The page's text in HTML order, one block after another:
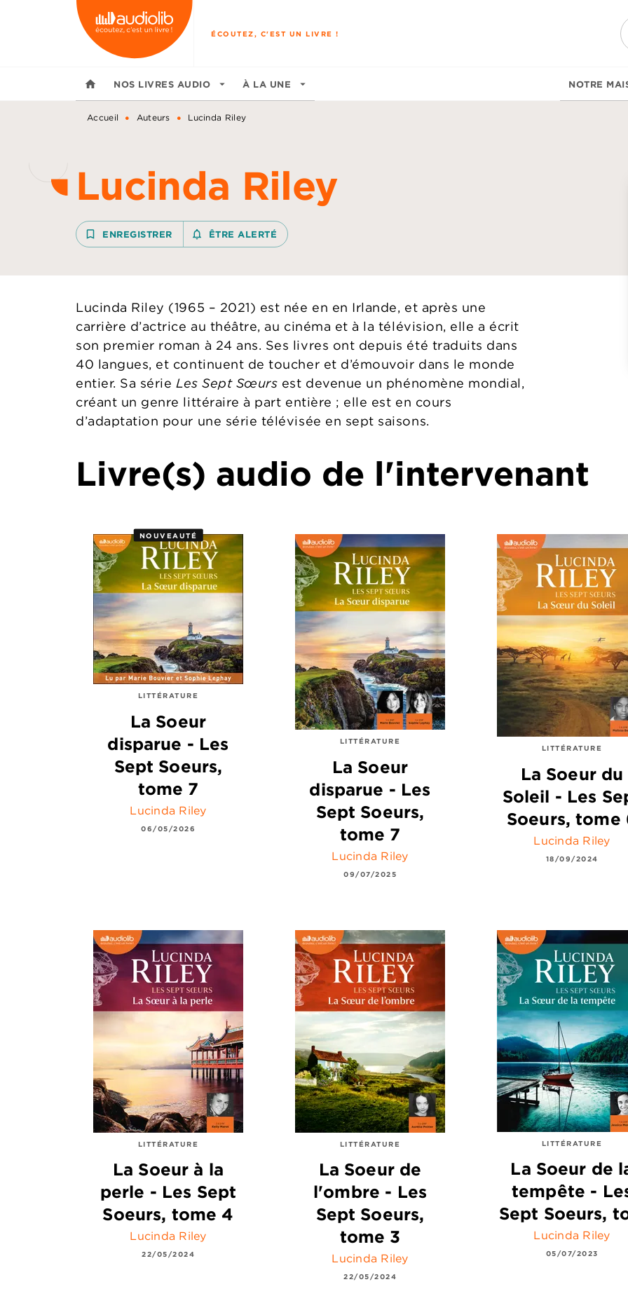
MENU RECHERCHE
ÉCOUTEZ, C'EST UN LIVRE !
home NOS LIVRES AUDIO arrow_drop_down À LA UNE arrow_drop_down NOTRE
Accueil • Auteurs • Lucinda Riley
Lucinda Riley
bookmark_border ENREGISTRER notifications_none_outlined
ÊTRE ALERTÉ
Lucinda Riley (1965 – 2021) est née en en Irlande, et après une
carrière d’actrice au théâtre, au cinéma et à la télévision, elle a écrit
son premier roman à 24 ans. Ses livres ont depuis été traduits dans
40 langues, et continuent de toucher et d’émouvoir dans le monde
entier. Sa sérieLes Sept Sœurs est devenue un phénomène mondial,
créant un genre littéraire à part entière ; elle est en cours
d’adaptation pour une série télévisée en sept saisons.
Livre(s) audio de l'intervenant
NOUVEAUTÉ
LITTÉRATURE
La Soeur
disparue - Les
Sept Soeurs,
tome 7
Lucinda Riley
06/05/2026
LITTÉRATURE
La Soeur
disparue - Les
Sept Soeurs,
tome 7
Lucinda Riley
09/07/2025
LITTÉRATURE
La Soeur du
Soleil - Les
Soeurs, tome
Lucinda Riley
18/09/2024
LITTÉRATURE
La Soeur à la
perle - Les Sept
Soeurs, tome 4
Lucinda Riley
22/05/2024
LITTÉRATURE
La Soeur de
l'ombre - Les
Sept Soeurs,
tome 3
Lucinda Riley
22/05/2024
LITTÉRATURE
La Soeur de
tempête -
Sept Soeurs,
Lucinda Riley
05/07/2023